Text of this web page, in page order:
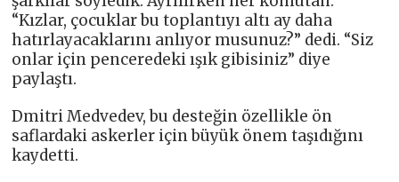
“Kızlar, çocuklar bu toplantıyı altı ay daha
hatırlayacaklarını anlıyor musunuz?” dedi. “Siz
onlar için penceredeki ışık gibisiniz” diye
paylaştı.
Dmitri Medvedev, bu desteğin özellikle ön
saflardaki askerler için büyük önem taşıdığını
kaydetti.